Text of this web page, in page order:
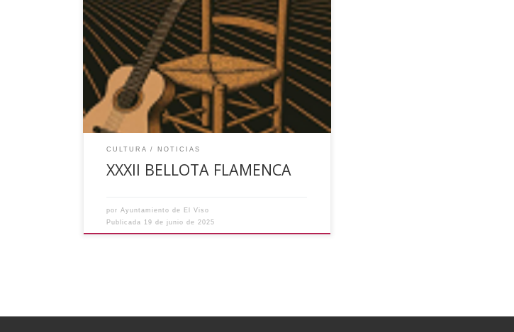
El Ayuntamiento de El Viso ha recibido una
ayuda de la Diputación Provincial de Córdoba
dentro de la Convocatoria de subvenciones de
Colaboración Cultural con los Municipios y
Entidades Locales Autónomas que desarrollen
proyectos culturales en la provincia de Córdoba,
dentro de la Línea 2 Programas Singulares, para
la ejecución […]
CULTURA NOTICIAS
XXXII BELLOTA FLAMENCA
porAyuntamiento de El Viso
Publicada 19 de junio de 2025